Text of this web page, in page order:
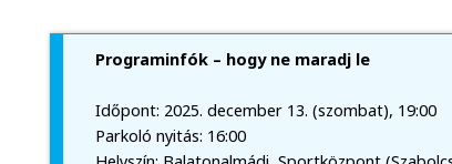
Programinfók – hogy ne maradj le
Időpont: 2025. december 13. (szombat), 19:00
Parkoló nyitás: 16:00